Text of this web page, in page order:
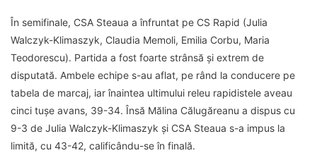
În semifinale, CSA Steaua a înfruntat pe CS Rapid (Julia
Walczyk-Klimaszyk, Claudia Memoli, Emilia Corbu, Maria
Teodorescu). Partida a fost foarte strânsă și extrem de
disputată. Ambele echipe s-au aflat, pe rând la conducere pe
tabela de marcaj, iar înaintea ultimului releu rapidistele aveau
cinci tușe avans, 39-34. Însă Mălina Călugăreanu a dispus cu
9-3 de Julia Walczyk-Klimaszyk și CSA Steaua s-a impus la
limită, cu 43-42, calificându-se în finală.